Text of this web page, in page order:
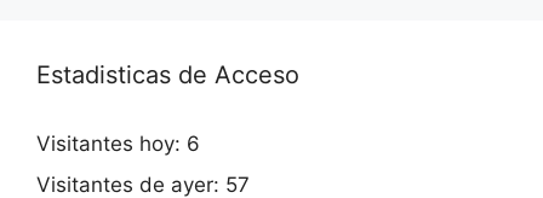
Estadisticas de Acceso
Visitantes hoy: 6
Visitantes de ayer: 57